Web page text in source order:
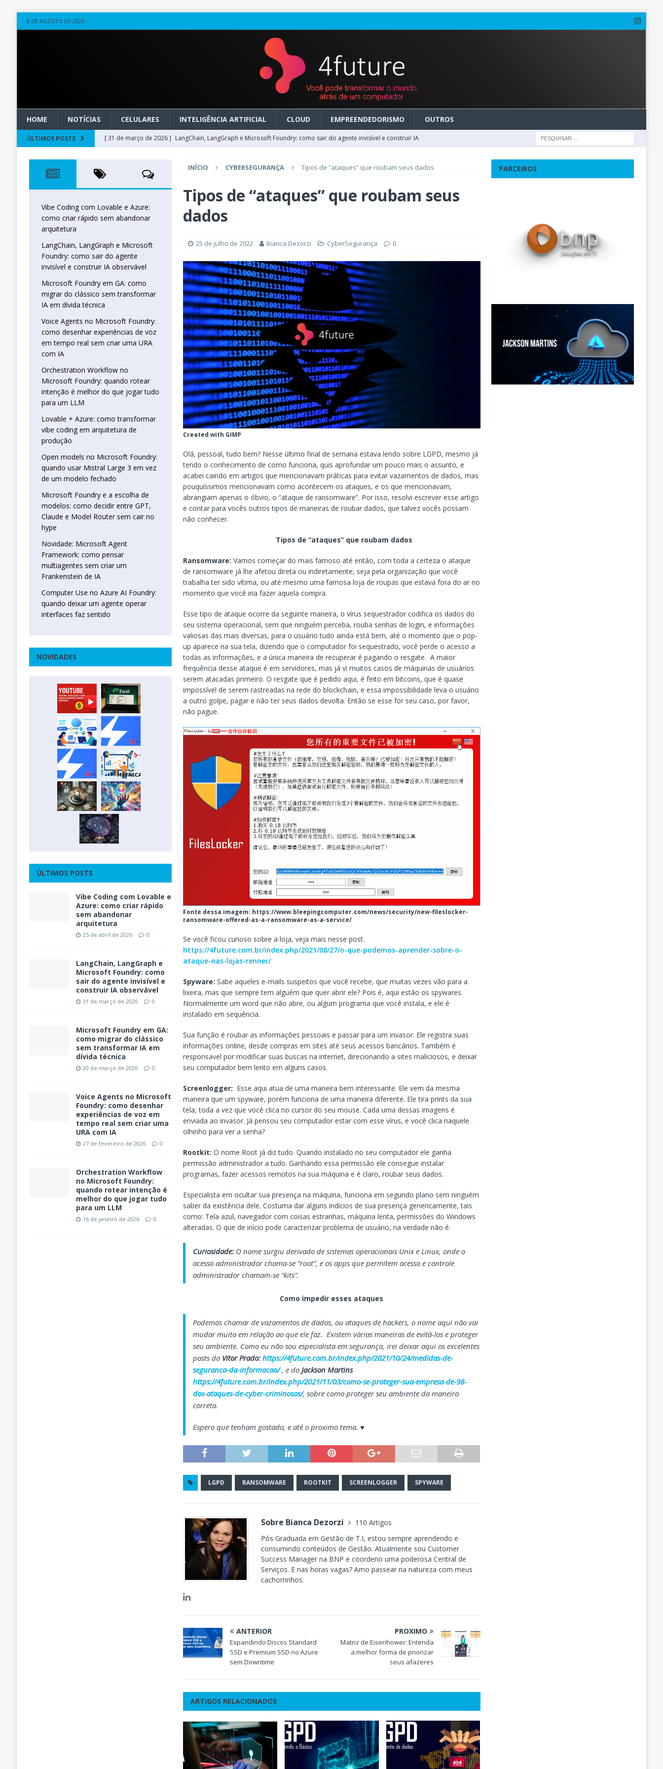
8 DE AGOSTO DE 2026
HOME NOTÍCIAS CELULARES INTELIGÊNCIA ARTIFICIAL CLOUD EMPREENDEDORISMO OUTROS
ÚLTIMOS POSTS [ 31 de março de 2026 ] LangChain, LangGraph e Microsoft Foundry: como sair do agente invisível e construir IA
[ 20 de março de 2026 ]
Microsoft Foundry em GA: como migrar do clássico sem transformar IA em dívida
técnica
INTELIGÊNCIA ARTIFICIAL
[ 27 de fevereiro de 2026 ]
Voice Agents no Microsoft Foundry: como desenhar experiências de voz em tempo
real sem criar uma URA com IA
INTELIGÊNCIA ARTIFICIAL
que jogar tudo para um LLM
[ 25 de abril de 2026 ]
Vibe Coding com Lovable e Azure: como criar rápido sem abandonar arquitetura
INÍCIO CYBERSEGURANÇA Tipos de “ataques” que roubam seus dados
Tipos de “ataques” que roubam seus
dados
25 de julho de 2022 Bianca Dezorzi CyberSegurança 0
Created with GIMP
Olá, pessoal, tudo bem? Nesse último final de semana estava lendo sobre LGPD, mesmo já
tendo o conhecimento de como funciona, quis aprofundar um pouco mais o assunto, e
acabei caindo em artigos que mencionavam práticas para evitar vazamentos de dados, mas
pouquíssimos mencionavam como acontecem os ataques, e os que mencionavam,
abrangiam apenas o óbvio, o “ataque de ransomware”. Por isso, resolvi escrever esse artigo
e contar para vocês outros tipos de maneiras de roubar dados, que talvez vocês possam
não conhecer.
Tipos de “ataques” que roubam dados
Ransomware: Vamos começar do mais famoso até então, com toda a certeza o ataque
de ransomware já lhe afetou direta ou indiretamente, seja pela organização que você
trabalha ter sido vítima, ou até mesmo uma famosa loja de roupas que estava fora do ar no
momento que você iria fazer aquela compra.
Esse tipo de ataque ocorre da seguinte maneira, o vírus sequestrador codifica os dados do
seu sistema operacional, sem que ninguém perceba, rouba senhas de login, e informações
valiosas das mais diversas, para o usuário tudo ainda está bem, até o momento que o pop-
up aparece na sua tela, dizendo que o computador foi sequestrado, você perde o acesso a
todas as informações, e a única maneira de recuperar é pagando o resgate. A maior
frequência desse ataque é em servidores, mas já vi muitos casos de máquinas de usuários
serem atacadas primeiro. O resgate que é pedido aqui, é feito em bitcoins, que é quase
impossível de serem rastreadas na rede do blockchain, e essa impossibilidade leva o usuário
a outro golpe, pagar e não ter seus dados devolta. Então se esse for seu caso, por favor,
não pague.
Fonte dessa imagem: https://www.bleepingcomputer.com/news/security/new-fileslocker-
ransomware-offered-as-a-ransomware-as-a-service/
Se você ficou curioso sobre a loja, veja mais nesse post.
https://4future.com.br/index.php/2021/08/27/o-que-podemos-aprender-sobre-o-
ataque-nas-lojas-renner/
Spyware: Sabe aqueles e-mails suspeitos que você recebe, que muitas vezes vão para a
lixeira, mas que sempre tem alguém que quer abrir ele? Pois é, aqui estão os spywares.
Normalmente um word que não abre, ou algum programa que você instala, e ele é
instalado em sequência.
Sua função é roubar as informações pessoais e passar para um invasor. Ele registra suas
informações online, desde compras em sites até seus acessos bancários. Também é
responsavel por modificar suas buscas na internet, direcionando a sites maliciosos, e deixar
seu computador bem lento em alguns casos.
Screenlogger: Esse aqui atua de uma maneira bem interessante. Ele vem da mesma
maneira que um spyware, porém funciona de uma maneira diferente. Ele tira prints da sua
tela, toda a vez que você clica no cursor do seu mouse. Cada uma dessas imagens é
enviada ao invasor. Já pensou seu computador estar com esse vírus, e você clica naquele
olhinho para ver a senha?
Rootkit:O nome Root já diz tudo. Quando instalado no seu computador ele ganha
permissão administrador a tudo. Ganhando essa permissão ele consegue instalar
programas, fazer acessos remotos na sua máquina e é claro, roubar seus dados.
Especialista em ocultar sua presença na máquina, funciona em segundo plano sem ninguém
saber da existência dele. Costuma dar alguns indícios de sua presença genericamente, tais
como: Tela azul, navegador com coisas estranhas, máquina lenta, permissões do Windows
alteradas. O que de início pode caracterizar problema de usuário, na verdade não é.
Curiosidade: O nome surgiu derivado de sistemas operacionais Unix e Linux, onde o
acesso administrador chama-se “root”, e os apps que permitem acesso e controle
administrador chamam-se “kits”.
Como impedir esses ataques
Podemos chamar de vazamentos de dados, ou ataques de hackers, o nome aqui não vai
mudar muito em relação ao que ele faz. Existem várias maneiras de evitá-los e proteger
seu ambiente. Como eu não sou especialista em segurança, irei deixar aqui os excelentes
posts do Vitor Prado:https://4future.com.br/index.php/2021/10/24/medidas-de-
seguranca-da-informacao/, e doJackson Martins
https://4future.com.br/index.php/2021/11/03/como-se-proteger-sua-empresa-de-98-
dos-ataques-de-cyber-criminosos/, sobre como proteger seu ambiente da maneira
correta.
Espero que tenham gostado, e até o proximo tema. ♥
LGPD RANSOMWARE ROOTKIT SCREENLOGGER SPYWARE
Sobre Bianca Dezorzi
110 Artigos
Pós Graduada em Gestão de T.I, estou sempre aprendendo e
consumindo conteúdos de Gestão. Atualmente sou Customer
Success Manager na BNP e coordeno uma poderosa Central de
Serviços. E nas horas vagas? Amo passear na natureza com meus
cachorrinhos.
ANTERIOR
Expandindo Discos Standard
SSD e Premium SSD no Azure
sem Downtime
PRÓXIMO
Matriz de Eisenhower: Entenda
a melhor forma de priorizar
seus afazeres
ARTIGOS RELACIONADOS
Vibe Coding com Lovable e Azure:
como criar rápido sem abandonar
arquitetura
LangChain, LangGraph e Microsoft
Foundry: como sair do agente
invisível e construir IA observável
Microsoft Foundry em GA: como
migrar do clássico sem transformar
IA em dívida técnica
Voice Agents no Microsoft Foundry:
como desenhar experiências de voz
em tempo real sem criar uma URA
com IA
Orchestration Workflow no
Microsoft Foundry: quando rotear
intenção é melhor do que jogar tudo
para um LLM
Lovable + Azure: como transformar
vibe coding em arquitetura de
produção
Open models no Microsoft Foundry:
quando usar Mistral Large 3 em vez
de um modelo fechado
Microsoft Foundry e a escolha de
modelos: como decidir entre GPT,
Claude e Model Router sem cair no
hype
Novidade: Microsoft Agent
Framework: como pensar
multiagentes sem criar um
Frankenstein de IA
Computer Use no Azure AI Foundry:
quando deixar um agente operar
interfaces faz sentido
NOVIDADES
ÚLTIMOS POSTS
Vibe Coding com Lovable e
Azure: como criar rápido
sem abandonar
arquitetura
25 de abril de 2026 0
LangChain, LangGraph e
Microsoft Foundry: como
sair do agente invisível e
construir IA observável
31 de março de 2026 0
Microsoft Foundry em GA:
como migrar do clássico
sem transformar IA em
dívida técnica
20 de março de 2026 0
Voice Agents no Microsoft
Foundry: como desenhar
experiências de voz em
tempo real sem criar uma
URA com IA
27 de fevereiro de 2026 0
Orchestration Workflow
no Microsoft Foundry:
quando rotear intenção é
melhor do que jogar tudo
para um LLM
16 de janeiro de 2026 0
PARCEIROS